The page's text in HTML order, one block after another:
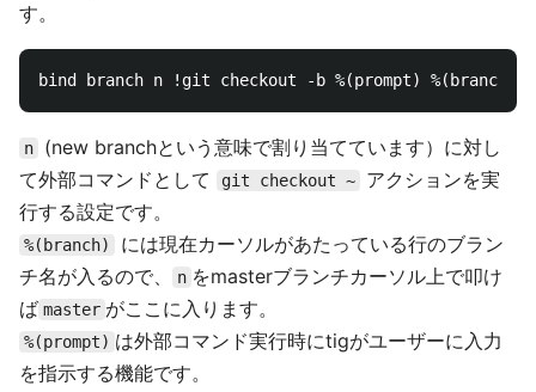
す。
n
(new branchという意味で割り当てています）に対し
て外部コマンドとして
git checkout ~
アクションを実
行する設定です。
%(branch)
には現在カーソルがあたっている行のブラン
チ名が入るので、
n をmasterブランチカーソル上で叩け
ば master がここに入ります。
%(prompt) は外部コマンド実行時にtigがユーザーに入力
を指示する機能です。